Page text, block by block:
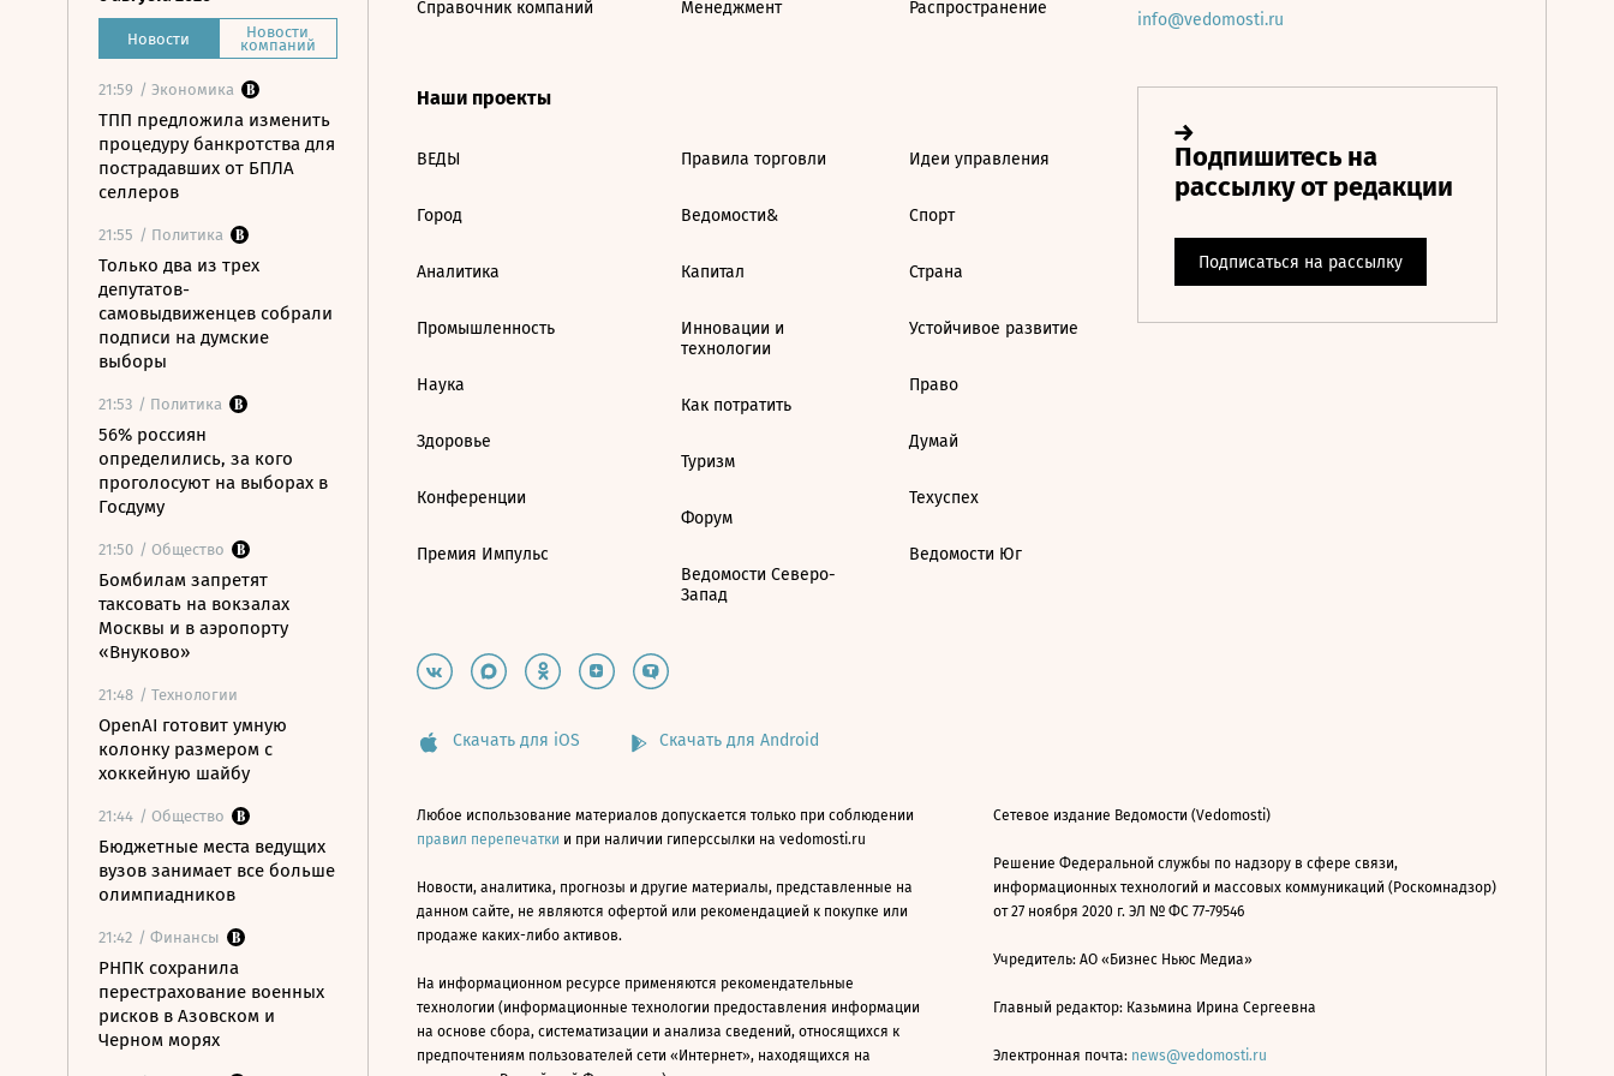
Новости Новости
компаний
21:59 / Экономика
ТПП предложила изменить
процедуру банкротства для
пострадавших от БПЛА
селлеров
21:55 / Политика
Только два из трех
депутатов-
самовыдвиженцев собрали
подписи на думские
выборы
21:53 / Политика
56% россиян
определились, за кого
проголосуют на выборах в
Госдуму
21:50 / Общество
Бомбилам запретят
таксовать на вокзалах
Москвы и в аэропорту
«Внуково»
21:48 / Технологии
OpenAI готовит умную
колонку размером с
хоккейную шайбу
21:44 / Общество
Бюджетные места ведущих
вузов занимает все больше
олимпиадников
21:42 / Финансы
РНПК сохранила
перестрахование военных
рисков в Азовском и
Черном морях
Справочник компаний Менеджмент Распространение
Наши проекты
ВЕДЫ
Город
Аналитика
Промышленность
Наука
Здоровье
Конференции
Премия Импульс
Правила торговли
Ведомости&
Капитал
Инновации и
технологии
Как потратить
Туризм
Форум
Ведомости Северо-
Запад
Идеи управления
Спорт
Страна
Устойчивое развитие
Право
Думай
Техуспех
Ведомости Юг
info@vedomosti.ru
Скачать для iOS Скачать для Android
Любое использование материалов допускается только при соблюдении
правил перепечатки и при наличии гиперссылки на vedomosti.ru
Новости, аналитика, прогнозы и другие материалы, представленные на
данном сайте, не являются офертой или рекомендацией к покупке или
продаже каких-либо активов.
На информационном ресурсе применяются рекомендательные
технологии (информационные технологии предоставления информации
на основе сбора, систематизации и анализа сведений, относящихся к
предпочтениям пользователей сети «Интернет», находящихся на
Сетевое издание Ведомости (Vedomosti)
Решение Федеральной службы по надзору в сфере связи,
информационных технологий и массовых коммуникаций (Роскомнадзор)
от 27 ноября 2020 г. ЭЛ № ФС 77-79546
Учредитель: АО «Бизнес Ньюс Медиа»
Главный редактор: Казьмина Ирина Сергеевна
Электронная почта: news@vedomosti.ru